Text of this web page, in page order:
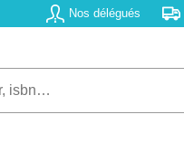
Nos délégués